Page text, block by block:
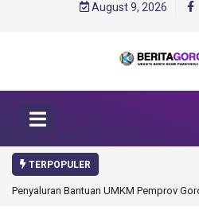
August 9, 2026
TERPOPULER
Penyaluran Bantuan UMKM Pemprov